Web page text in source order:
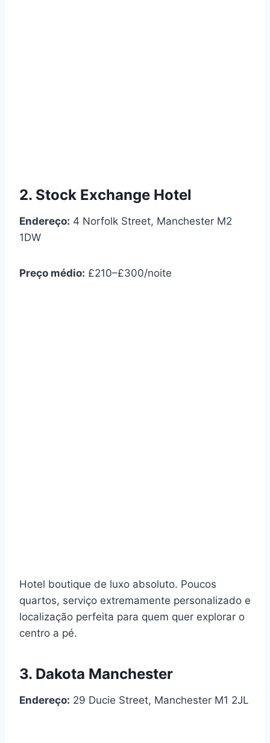
2. Stock Exchange Hotel
Endereço: 4 Norfolk Street, Manchester M2
1DW
Preço médio: £210–£300/noite
Hotel boutique de luxo absoluto. Poucos
quartos, serviço extremamente personalizado e
localização perfeita para quem quer explorar o
centro a pé.
3. Dakota Manchester
Endereço: 29 Ducie Street, Manchester M1 2JL